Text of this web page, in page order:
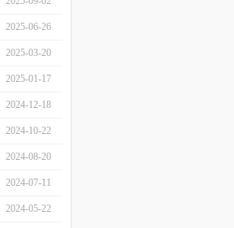
2025-06-26
2025-03-20
2025-01-17
2024-12-18
2024-10-22
2024-08-20
2024-07-11
2024-05-22